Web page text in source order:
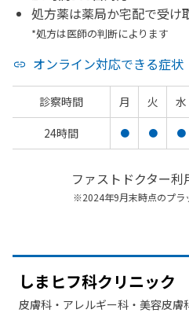
処方薬は薬局か宅配で受け
*処方は医師の判断によります
オンライン対応できる症状
診察時間 月 火 水
24時間
● ● ●
ファストドクター利
※2024年9月末時点のプラ
しまヒフ科クリニック
皮膚科・​アレルギー科・​美容皮膚